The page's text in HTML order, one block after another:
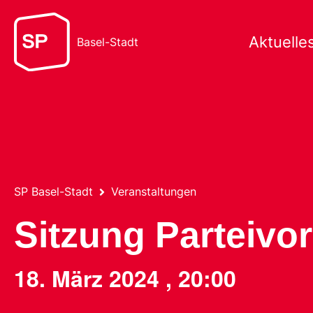
Basel-Stadt
SP Basel-Stadt Veranstaltungen
Sitzung
18. März 2024 , 20:00